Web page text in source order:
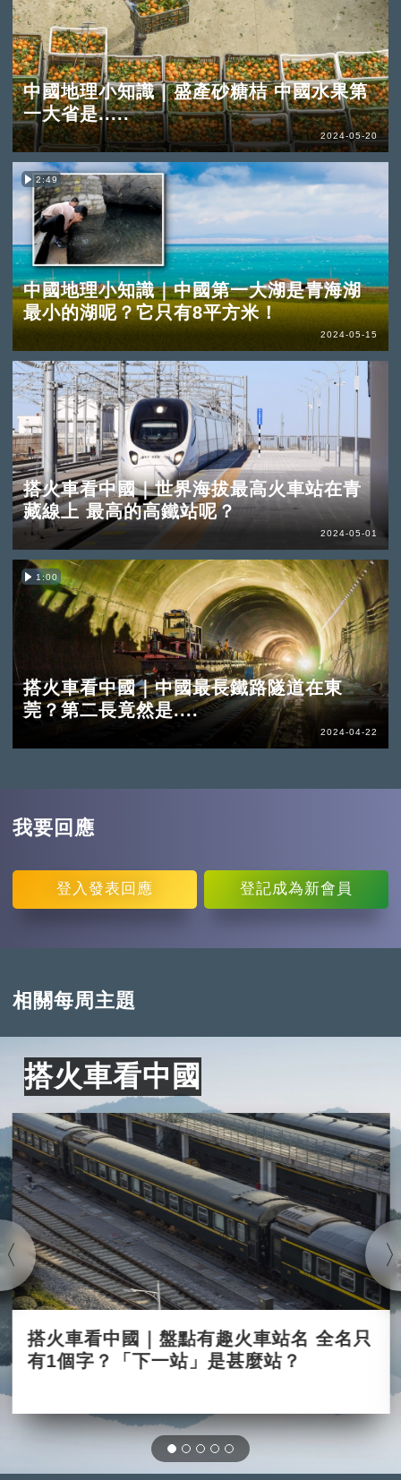
中國地理小知識｜盛產砂糖桔 中國水果第
一大省是.....
2024-05-20
2:49
中國地理小知識｜中國第一大湖是青海湖
最小的湖呢？它只有8平方米！
2024-05-15
搭火車看中國｜世界海拔最高火車站在青
藏線上 最高的高鐵站呢？
2024-05-01
1:00
搭火車看中國｜中國最長鐵路隧道在東
莞？第二長竟然是....
2024-04-22
我要回應
登入 發表回應 登記成為新會員
相關每周主題
搭火車看中國
搭火車看中國｜盤點有趣火車站名 全名只
有1個字？「下一站」是甚麼站？